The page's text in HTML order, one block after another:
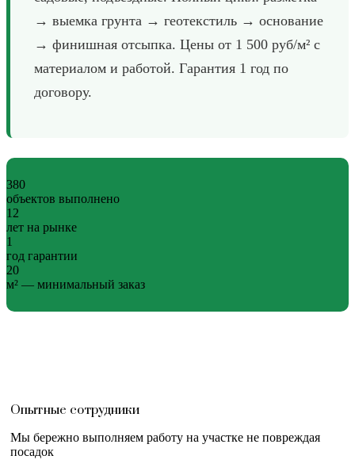
→ выемка грунта → геотекстиль → основание
→ финишная отсыпка. Цены от 1 500 руб/м² с
материалом и работой. Гарантия 1 год по
договору.
380
объектов выполнено
12
лет на рынке
1
год гарантии
20
м² — минимальный заказ
Опытные сотрудники
Мы бережно выполняем работу на участке не повреждая
посадок